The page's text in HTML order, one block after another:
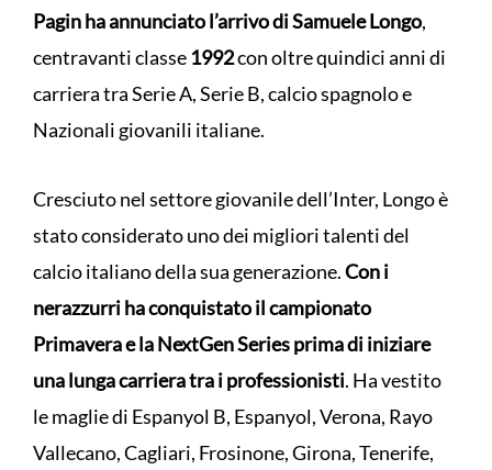
Pagin ha annunciato l’arrivo di Samuele Longo,
centravanti classe 1992con oltre quindici anni di
carriera tra Serie A, Serie B, calcio spagnolo e
Nazionali giovanili italiane.
Cresciuto nel settore giovanile dell’Inter, Longo è
stato considerato uno dei migliori talenti del
calcio italiano della sua generazione.Con i
nerazzurri ha conquistato il campionato
Primavera e la NextGen Series prima di iniziare
una lunga carriera tra i professionisti. Ha vestito
le maglie di Espanyol B, Espanyol, Verona, Rayo
Vallecano, Cagliari, Frosinone, Girona, Tenerife,